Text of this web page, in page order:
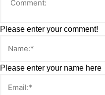
Please enter your comment!
Please enter your name here